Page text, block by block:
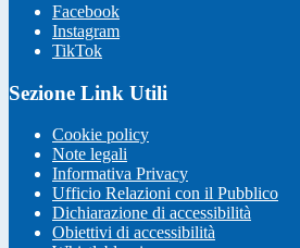
Facebook
Instagram
TikTok
Sezione Link Utili
Cookie policy
Note legali
Informativa Privacy
Ufficio Relazioni con il Pubblico
Dichiarazione di accessibilità
Obiettivi di accessibilità